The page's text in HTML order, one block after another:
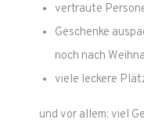
vertraute
Geschenke
noch nach
viele leckere
und vor allem: viel